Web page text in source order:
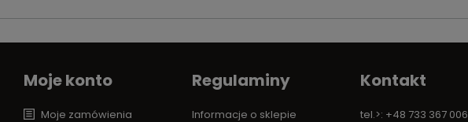
Moje konto
Moje zamówienia
Regulaminy
Informacje o sklepie
Kontakt
tel.>: +48 733 367 006